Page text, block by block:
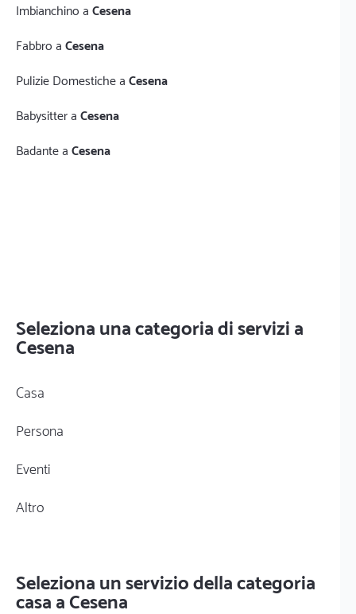
Imbianchino aCesena
Fabbro aCesena
Pulizie Domestiche aCesena
Babysitter aCesena
Badante aCesena
Seleziona una categoria di servizi a
Cesena
Casa
Persona
Eventi
Altro
Seleziona un servizio della categoria
casa a Cesena